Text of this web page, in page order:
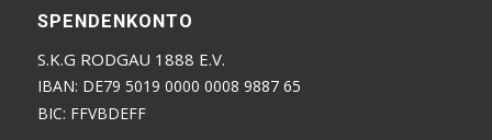
SPENDENKONTO
S.K.G RODGAU 1888 E.V.
IBAN: DE79 5019 0000 0008 9887 65
BIC: FFVBDEFF